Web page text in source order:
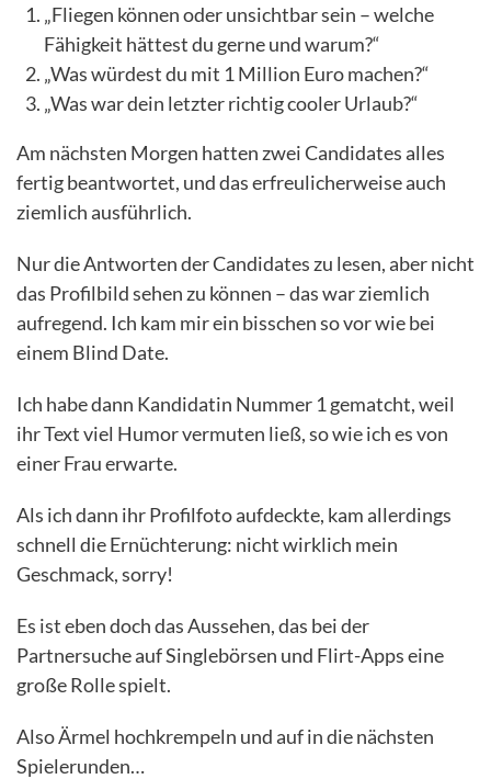
„Fliegen können oder unsichtbar sein – welche
Fähigkeit hättest du gerne und warum?“
„Was würdest du mit 1 Million Euro machen?“
„Was war dein letzter richtig cooler Urlaub?“
Am nächsten Morgen hatten zwei Candidates alles
fertig beantwortet, und das erfreulicherweise auch
ziemlich ausführlich.
Nur die Antworten der Candidates zu lesen, aber nicht
das Profilbild sehen zu können – das war ziemlich
aufregend. Ich kam mir ein bisschen so vor wie bei
einem Blind Date.
Ich habe dann Kandidatin Nummer 1 gematcht, weil
ihr Text viel Humor vermuten ließ, so wie ich es von
einer Frau erwarte.
Als ich dann ihr Profilfoto aufdeckte, kam allerdings
schnell die Ernüchterung: nicht wirklich mein
Geschmack, sorry!
Es ist eben doch das Aussehen, das bei der
Partnersuche auf Singlebörsen und Flirt-Apps eine
große Rolle spielt.
Also Ärmel hochkrempeln und auf in die nächsten
Spielerunden…